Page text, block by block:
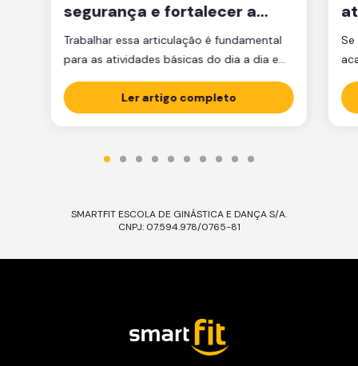
segurança e fortalecer a
articulação
Trabalhar essa articulação é fundamental
para as atividades básicas do dia a dia e
manter a qualidade de vida.
Ler artigo completo
SMARTFIT ESCOLA DE GINÁSTICA E DANÇA S/A.
CNPJ: 07.594.978/0765-81